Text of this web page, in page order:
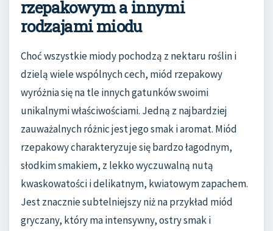
rzepakowym a innymi
rodzajami miodu
Choć wszystkie miody pochodzą z nektaru roślin i
dzielą wiele wspólnych cech, miód rzepakowy
wyróżnia się na tle innych gatunków swoimi
unikalnymi właściwościami. Jedną z najbardziej
zauważalnych różnic jest jego smak i aromat. Miód
rzepakowy charakteryzuje się bardzo łagodnym,
słodkim smakiem, z lekko wyczuwalną nutą
kwaskowatości i delikatnym, kwiatowym zapachem.
Jest znacznie subtelniejszy niż na przykład miód
gryczany, który ma intensywny, ostry smak i